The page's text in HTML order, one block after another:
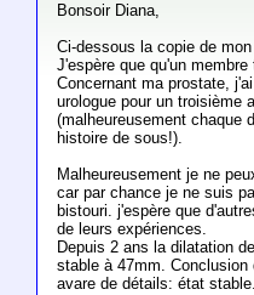
Bonsoir Diana,
Ci-dessous la copie de
J'espère que qu'un membre
Concernant ma prostate,
urologue pour un troisième
(malheureusement chaque
histoire de sous!).
Malheureusement je ne
car par chance je ne suis
bistouri. j'espère que
de leurs expériences.
Depuis 2 ans la dilatation
stable à 47mm. Conclusion
avare de détails: état stable.